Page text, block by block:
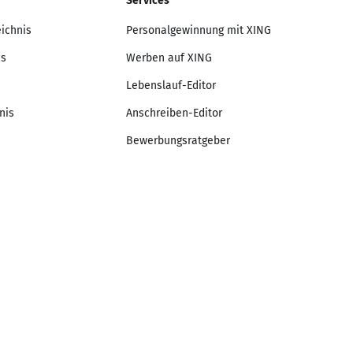
Personalgewinnung mit XING
Werben auf XING
Lebenslauf-Editor
Anschreiben-Editor
Bewerbungsratgeber